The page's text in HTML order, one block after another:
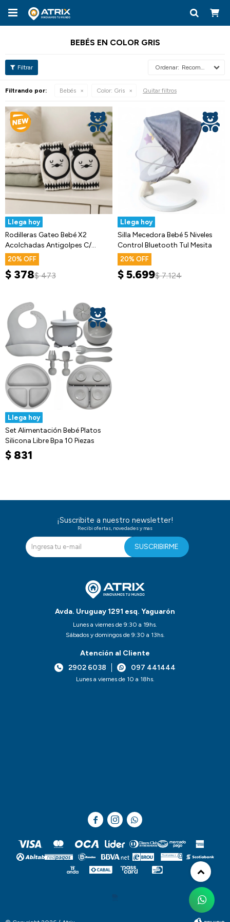

BEBÉS EN COLOR GRIS
Recomendados
Filtrando por: Bebés Color: Gris Quitar filtros
Llega hoy
Rodilleras Gateo Bebé X2
Acolchadas Antigolpes C/
Diseños
20
$ 378$ 473
Llega hoy
Silla Mecedora Bebé 5 Niveles
Control Bluetooth Tul Mesita
20
$5.699$ 7.124
Llega hoy
Set Alimentación Bebé Platos
Silicona Libre Bpa 10 Piezas
$ 831
Avda. Uruguay 1291 esq. Yaguarón
Lunes a viernes de 9:30 a 19hs.
Sábados y domingos de 9:30 a 13hs.
Atención al Cliente
2902 6038
097 441444
Lunes a viernes de 10 a 18hs.
¡Suscribite a nuestro newsletter!
Recibi ofertas, novedades y mas
SUSCRIBIRME
  